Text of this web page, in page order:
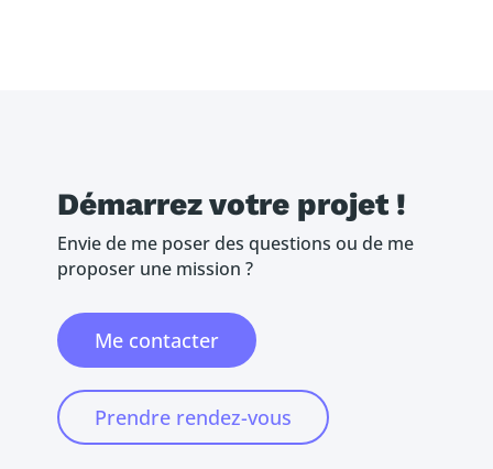
Démarrez votre projet !
Envie de me poser des questions ou de me
proposer une mission ?
Me contacter
Prendre rendez-vous